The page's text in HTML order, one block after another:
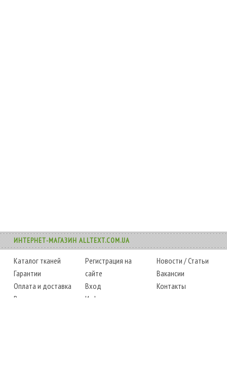
ИНТЕРНЕТ-МАГАЗИН ALLTEXT.COM.UA
Каталог тканей
Гарантии
Оплата и доставка
Возврат товара
Регистрация на
сайте
Вход
Информация
Новости /Статьи
Вакансии
Контакты